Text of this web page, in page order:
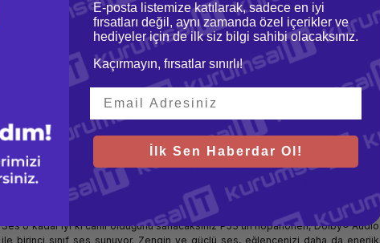
Bağımsız Güvenilir Platform Modülü (dTPM), verileri şifreliyor ve Windows 10
güvenliği ile birlikte çalışıyor. ThinkShutter adı verilen fiziksel kamera kapağı,
yalnızca siz istediğinizde görülebilmeniz için lensi örtüyor. Parmak izi okuyucusu
ise, basit bir dokunuşla oturum açmanızı sağlamak için biyometriden yararlanıyor.
Ses o kadar iyi ki canlı olduğunu sanacaksınız P53'ün hoparlörleri, Dolby® Audio
ile birinci sınıf ses sunuyor. Zengin ve güçlü ses, eğlencenizi daha da enerjik
E-posta listemize katılarak, sadece en iyi
fırsatları değil, aynı zamanda özel içerikler ve
hediyeler için de ilk siz bilgi sahibi olacaksınız.
Kaçırmayın, fırsatlar sınırlı!
İlk Sen Haberdar Ol!